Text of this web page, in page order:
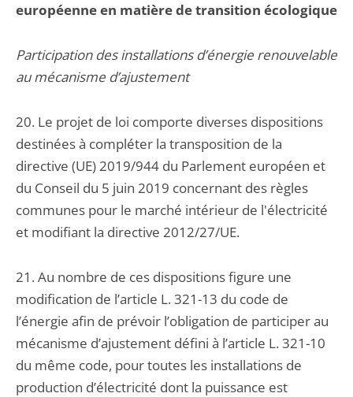
européenne en matière de transition écologique
Participation des installations d’énergie renouvelable
au mécanisme d’ajustement
20. Le projet de loi comporte diverses dispositions
destinées à compléter la transposition de la
directive (UE) 2019/944 du Parlement européen et
du Conseil du 5 juin 2019 concernant des règles
communes pour le marché intérieur de l'électricité
et modifiant la directive 2012/27/UE.
21. Au nombre de ces dispositions figure une
modification de l’article L. 321-13 du code de
l’énergie afin de prévoir l’obligation de participer au
mécanisme d’ajustement défini à l’article L. 321-10
du même code, pour toutes les installations de
production d’électricité dont la puissance est